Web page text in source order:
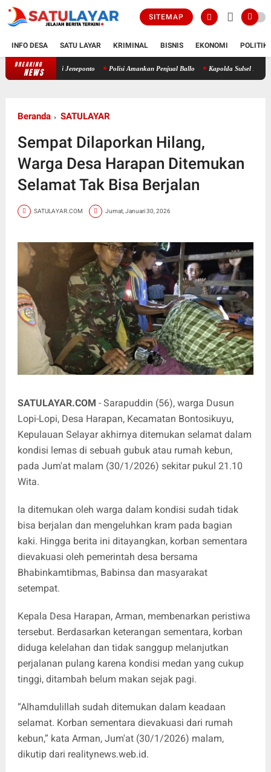
SITEMAP
INFO DESA SATU LAYAR KRIMINAL BISNIS EKONOMI POLITIK
BREAKING
NEWS AMBAE RoIP Dukung Jambore RAPI Daerah 24 Sulsel di Jeneponto
Beranda SATULAYAR
Sempat Dilaporkan Hilang,
Warga Desa Harapan Ditemukan
Selamat Tak Bisa Berjalan
SATULAYAR.COM Jumat, Januari 30, 2026
SATULAYAR.COM - Sarapuddin (56), warga Dusun
Lopi-Lopi, Desa Harapan, Kecamatan Bontosikuyu,
Kepulauan Selayar akhirnya ditemukan selamat dalam
kondisi lemas di sebuah gubuk atau rumah kebun,
pada Jum'at malam (30/1/2026) sekitar pukul 21.10
Wita.
Ia ditemukan oleh warga dalam kondisi sudah tidak
bisa berjalan dan mengeluhkan kram pada bagian
kaki. Hingga berita ini ditayangkan, korban sementara
dievakuasi oleh pemerintah desa bersama
Bhabinkamtibmas, Babinsa dan masyarakat
setempat.
Kepala Desa Harapan, Arman, membenarkan peristiwa
tersebut. Berdasarkan keterangan sementara, korban
diduga kelelahan dan tidak sanggup melanjutkan
perjalanan pulang karena kondisi medan yang cukup
tinggi, ditambah belum makan sejak pagi.
“Alhamdulillah sudah ditemukan dalam keadaan
selamat. Korban sementara dievakuasi dari rumah
kebun,” kata Arman, Jum'at (30/1/2026) malam,
dikutip dari realitynews.web.id.